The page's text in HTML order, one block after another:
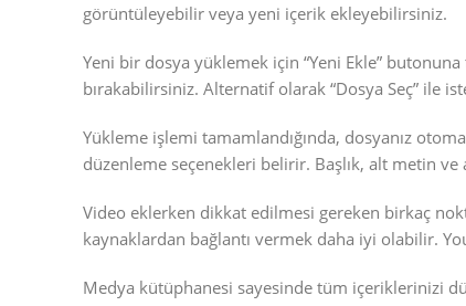
görüntüleyebilir veya yeni içerik ekleyebilirsiniz.
Yeni bir dosya yüklemek için “Yeni Ekle”
bırakabilirsiniz. Alternatif olarak “Dosya Seç” ile
Yükleme işlemi tamamlandığında, dosyanız
düzenleme seçenekleri belirir. Başlık, alt metin
Video eklerken dikkat edilmesi gereken birkaç
kaynaklardan bağlantı vermek daha iyi olabilir.
Medya kütüphanesi sayesinde tüm içeriklerinizi